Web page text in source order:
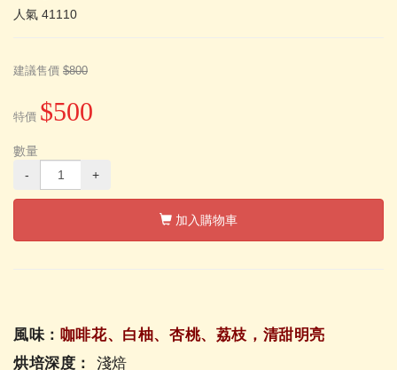
人氣 41110
建議售價 $800
特價 $500
數量
-
+
加入購物車
風味： 咖啡花、白柚、杏桃、荔枝，清甜明亮
烘培深度：
淺焙